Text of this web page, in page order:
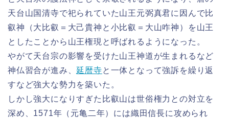
天台山国清寺で祀られていた山王元弼真君に因んで比
叡神（大比叡＝大己貴神と小比叡＝大山咋神）を山王
としたことから山王権現と呼ばれるようになった。
やがて天台宗の影響を受けた山王神道が生まれるなど
神仏習合が進み、延暦寺と一体となって強訴を繰り返
すなど強大な勢力を築いた。
しかし強大になりすぎた比叡山は世俗権力との対立を
深め、1571年（元亀二年）には織田信長に攻められ